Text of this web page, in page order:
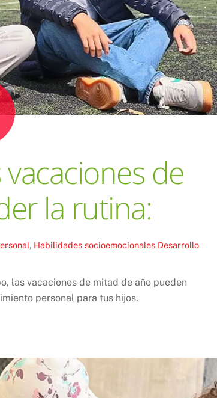
de
la rutina:
, Habilidades socioemocionales Desarrollo
las vacaciones de mitad de año pueden
personal para tus hijos.